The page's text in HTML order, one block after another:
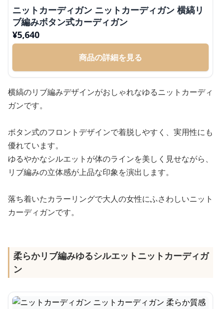
ニットカーディガン ニットカーディガン 横縞リ
ブ編みボタン式カーディガン
¥5,640
商品の詳細を見る
横縞のリブ編みデザインがおしゃれなゆるニットカーディ
ガンです。
ボタン式のフロントデザインで着脱しやすく、実用性にも
優れています。
ゆるやかなシルエットが体のラインを美しく見せながら、
リブ編みの立体感が上品な印象を演出します。
落ち着いたカラーリングで大人の女性にふさわしいニット
カーディガンです。
柔らかリブ編みゆるシルエットニットカーディガ
ン